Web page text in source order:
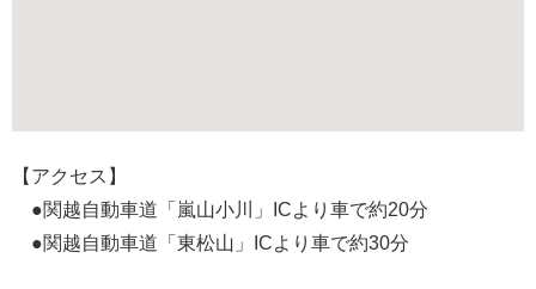
【アクセス】
●関越自動車道「嵐山小川」ICより車で約20分
●関越自動車道「東松山」ICより車で約30分